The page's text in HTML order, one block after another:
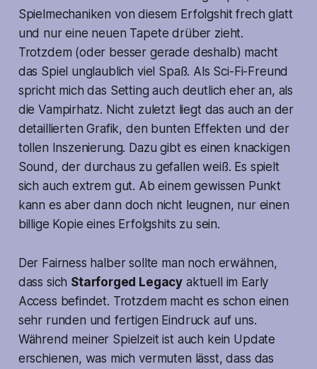
Spielmechaniken von diesem Erfolgshit frech glatt
und nur eine neuen Tapete drüber zieht.
Trotzdem (oder besser gerade deshalb) macht
das Spiel unglaublich viel Spaß. Als Sci-Fi-Freund
spricht mich das Setting auch deutlich eher an, als
die Vampirhatz. Nicht zuletzt liegt das auch an der
detaillierten Grafik, den bunten Effekten und der
tollen Inszenierung. Dazu gibt es einen knackigen
Sound, der durchaus zu gefallen weiß. Es spielt
sich auch extrem gut. Ab einem gewissen Punkt
kann es aber dann doch nicht leugnen, nur einen
billige Kopie eines Erfolgshits zu sein.
Der Fairness halber sollte man noch erwähnen,
dass sich Starforged Legacy aktuell im Early
Access befindet. Trotzdem macht es schon einen
sehr runden und fertigen Eindruck auf uns.
Während meiner Spielzeit ist auch kein Update
erschienen, was mich vermuten lässt, dass das